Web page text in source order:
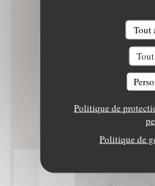
Tout
Politique de
Politique de